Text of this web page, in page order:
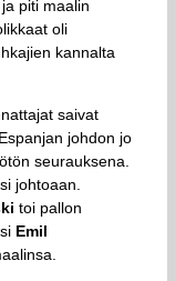
piti maalin
oli
kannalta
saivat
johdon jo
seurauksena.
johtoaan.
toi pallon
Emil